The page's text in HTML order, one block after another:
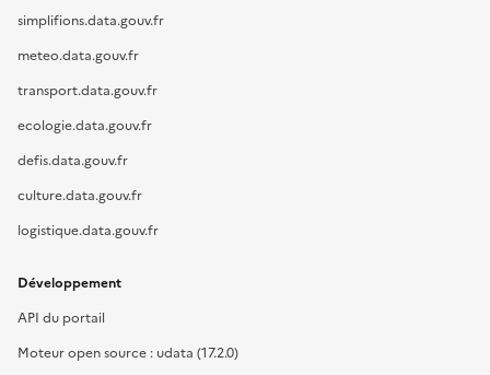
simplifions.data.gouv.fr
meteo.data.gouv.fr
transport.data.gouv.fr
ecologie.data.gouv.fr
defis.data.gouv.fr
culture.data.gouv.fr
logistique.data.gouv.fr
Développement
API du portail
Moteur open source : udata (17.2.0)